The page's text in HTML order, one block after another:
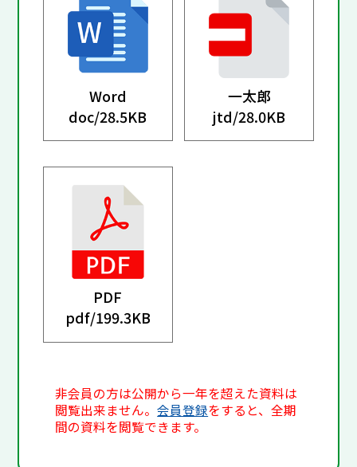
Word
doc/28.5KB
一太郎
jtd/28.0KB
PDF
pdf/199.3KB
非会員の方は公開から一年を超えた資料は
閲覧出来ません。会員登録をすると、全期
間の資料を閲覧できます。